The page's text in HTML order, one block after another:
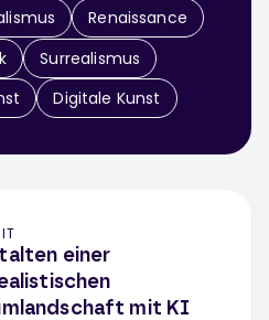
Renaissance
Surrealismus
Digitale Kunst
einer
mit KI